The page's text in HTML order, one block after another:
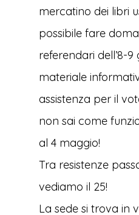
mercatino dei libri
possibile fare
referendari dell’8-
materiale
assistenza per il
non sai come
al 4 maggio!
Tra resistenze
vediamo il 25!
La sede si trova in